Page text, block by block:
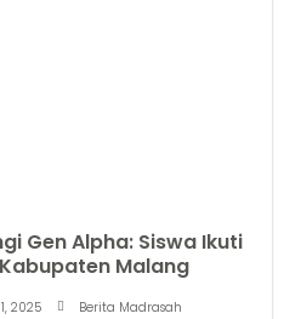
Gen Alpha: Siswa Ikuti
Malang
2025 Berita Madrasah